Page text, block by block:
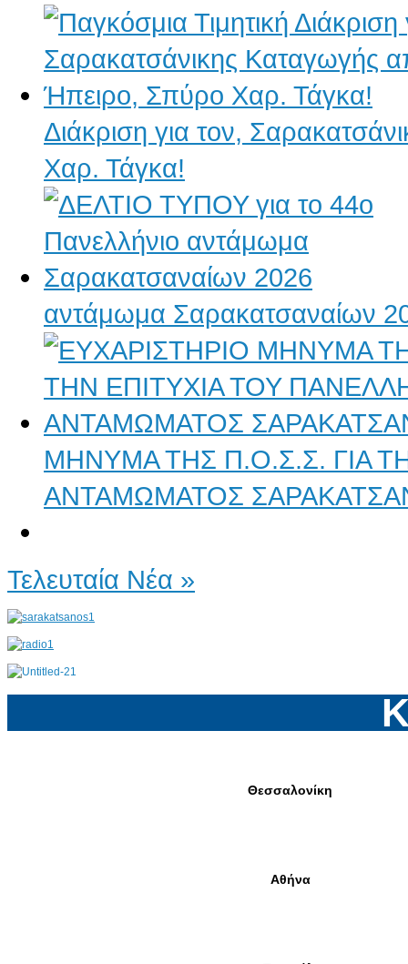
Διάκριση για τον,
Χαρ. Τάγκα!
αντάμωμα Σαρακατσαναίων
ΜΗΝΥΜΑ ΤΗΣ Π.Ο.Σ.Σ. ΓΙΑ
ΑΝΤΑΜΩΜΑΤΟΣ
Τελευταία Νέα »